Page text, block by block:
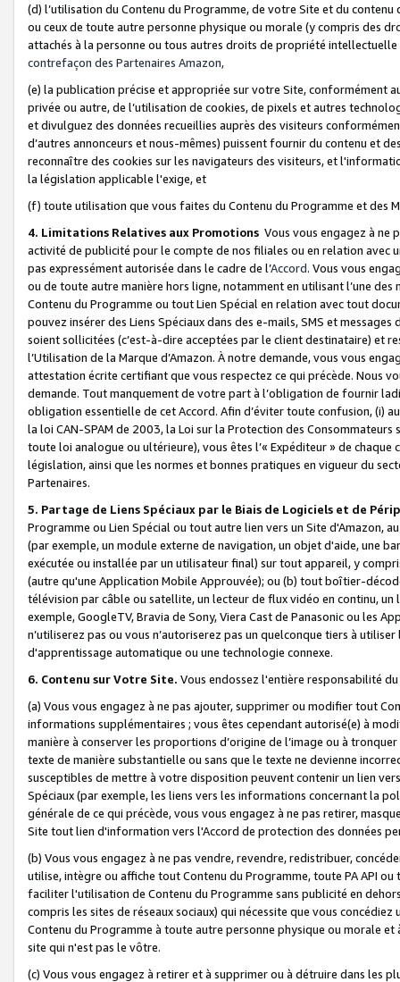
(d) l’utilisation du Contenu du Programme, de votre Site et du
ou ceux de toute autre personne physique ou morale (y compris des
attachés à la personne ou tous autres droits de propriété
contrefaçon des Partenaires Amazon,
(e) la publication précise et appropriée sur votre Site, conformément
privée ou autre, de l’utilisation de cookies, de pixels et autres
et divulguez des données recueillies auprès des visiteurs
d’autres annonceurs et nous-mêmes) puissent fournir du contenu et
reconnaître des cookies sur les navigateurs des visiteurs, et
la législation applicable l'exige, et
(f) toute utilisation que vous faites du Contenu du Programme et des
4. Limitations Relatives aux Promotions Vous vous engagez à ne
activité de publicité pour le compte de nos filiales ou en relation avec
pas expressément autorisée dans le cadre de l’Accord. Vous vous
ou de toute autre manière hors ligne, notamment en utilisant l’une
Contenu du Programme ou tout Lien Spécial en relation avec tout
pouvez insérer des Liens Spéciaux dans des e-mails, SMS et
soient sollicitées (c’est-à-dire acceptées par le client destinataire) et
l’Utilisation de la Marque d’Amazon. À notre demande, vous vous
attestation écrite certifiant que vous respectez ce qui précède. Nous
demande. Tout manquement de votre part à l’obligation de fournir
obligation essentielle de cet Accord. Afin d’éviter toute confusion, (i)
la loi CAN-SPAM de 2003, la Loi sur la Protection des
toute loi analogue ou ultérieure), vous êtes l’« Expéditeur » de
législation, ainsi que les normes et bonnes pratiques en vigueur du
Partenaires.
5. Partage de Liens Spéciaux par le Biais de Logiciels et de
Programme ou Lien Spécial ou tout autre lien vers un Site d'Amazon,
(par exemple, un module externe de navigation, un objet d'aide, une
exécutée ou installée par un utilisateur final) sur tout appareil, y
(autre qu'une Application Mobile Approuvée); ou (b) tout boîtier-
télévision par câble ou satellite, un lecteur de flux vidéo en continu,
exemple, GoogleTV, Bravia de Sony, Viera Cast de Panasonic ou les
n’utiliserez pas ou vous n’autoriserez pas un quelconque tiers à
d'apprentissage automatique ou une technologie connexe.
6. Contenu sur Votre Site. Vous endossez l'entière responsabilité
(a) Vous vous engagez à ne pas ajouter, supprimer ou modifier tout
informations supplémentaires ; vous êtes cependant autorisé(e) à
manière à conserver les proportions d’origine de l’image ou à
texte de manière substantielle ou sans que le texte ne devienne
susceptibles de mettre à votre disposition peuvent contenir un lien
Spéciaux (par exemple, les liens vers les informations concernant la
générale de ce qui précède, vous vous engagez à ne pas retirer,
Site tout lien d'information vers l'Accord de protection des données
(b) Vous vous engagez à ne pas vendre, revendre, redistribuer,
utilise, intègre ou affiche tout Contenu du Programme, toute PA API
faciliter l'utilisation de Contenu du Programme sans publicité en
compris les sites de réseaux sociaux) qui nécessite que vous
Contenu du Programme à toute autre personne physique ou morale
site qui n'est pas le vôtre.
(c) Vous vous engagez à retirer et à supprimer ou à détruire dans les